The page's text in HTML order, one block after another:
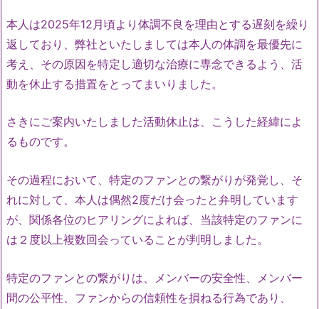
本人は2025年12月頃より体調不良を理由とする遅刻を繰り
返しており、弊社といたしましては本人の体調を最優先に
考え、その原因を特定し適切な治療に専念できるよう、活
動を休止する措置をとってまいりました。
さきにご案内いたしました活動休止は、こうした経緯によ
るものです。
その過程において、特定のファンとの繋がりが発覚し、そ
れに対して、本人は偶然2度だけ会ったと弁明しています
が、関係各位のヒアリングによれば、当該特定のファンに
は２度以上複数回会っていることが判明しました。
特定のファンとの繋がりは、メンバーの安全性、メンバー
間の公平性、ファンからの信頼性を損ねる行為であり、